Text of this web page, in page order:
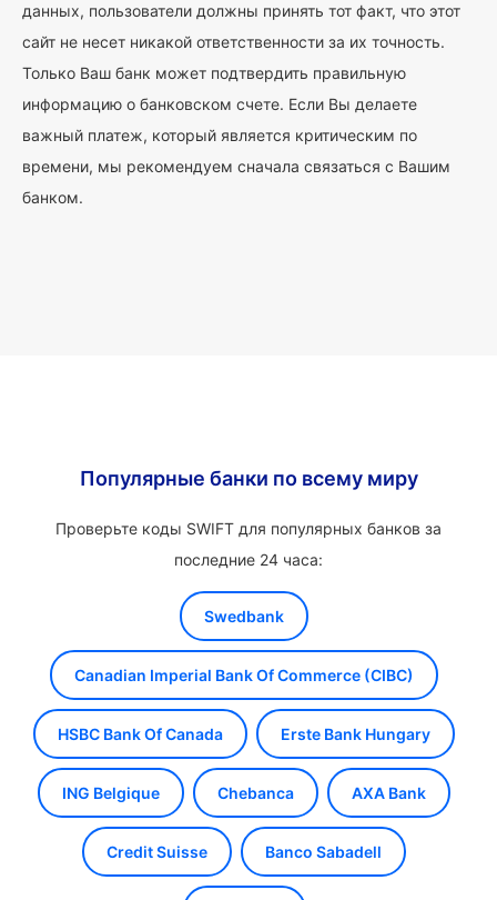
данных, пользователи должны принять тот факт, что этот
сайт не несет никакой ответственности за их точность.
Только Ваш банк может подтвердить правильную
информацию о банковском счете. Если Вы делаете
важный платеж, который является критическим по
времени, мы рекомендуем сначала связаться с Вашим
банком.
Популярные банки по всему миру
Проверьте коды SWIFT для популярных банков за
последние 24 часа:
Swedbank
Canadian Imperial Bank Of Commerce (CIBC)
HSBC Bank Of Canada Erste Bank Hungary
ING Belgique Chebanca AXA Bank
Credit Suisse Banco Sabadell